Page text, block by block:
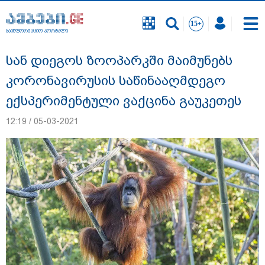
საინფორმაციო პორტალი
"სანაპირო რაიონებში მოსალოდნელია
წვიმა" - გარემოს ეროვნული სააგენტოს
გაფრთხილება: რომელ რეგიონებში უნდა
ველოდოთ ელჭექს, სეტყვასა და ქარის
საინფორმაციო პორტალი
სან დიეგოს ზოოპარკში მაიმუნებს
კორონავირუსის საწინააღმდეგო
ექსპერიმენტული ვაქცინა გაუკეთეს
12:19 / 05-03-2021